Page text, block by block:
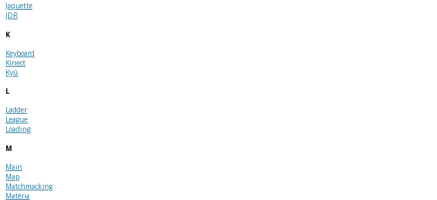
Jaquette
JDR
K
Keyboard
Kinect
Kyû
L
Ladder
League
Loading
M
Main
Map
Matchmacking
Matéria